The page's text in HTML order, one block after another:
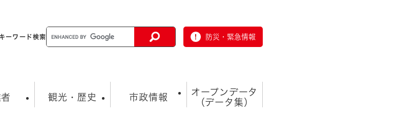
キーワード検索 防災・緊急情報
観光・歴史 市政情報
オープンデータ
（データ集）